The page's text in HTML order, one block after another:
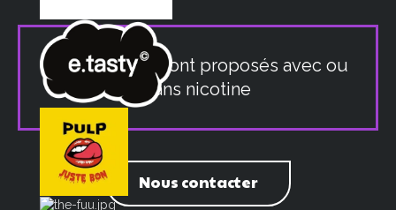
Nos produits sont proposés avec ou
sans nicotine
Nous contacter